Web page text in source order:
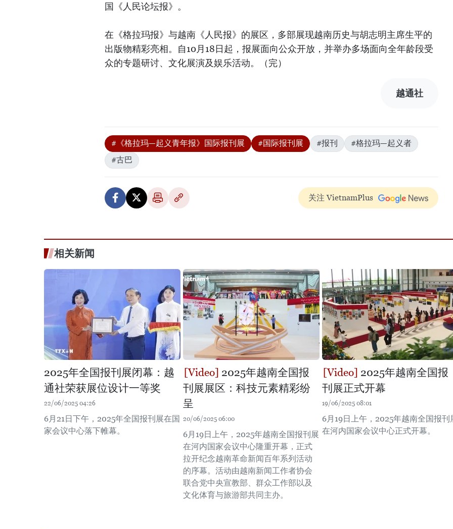
国《人民论坛报》。
在《格拉玛报》与越南《人民报》的展区，多部展现越南历史与胡志明主席生平的
出版物精彩亮相。自10月18日起，报展面向公众开放，并举办多场面向全年龄段受
众的专题研讨、文化展演及娱乐活动。（完）
越通社
#《格拉玛—起义青年报》国际报刊展 #国际报刊展 #报刊
#格拉玛—起义者
#古巴
关注 VietnamPlus
相关新闻
2025年全国报刊展闭幕：越
通社荣获展位设计一等奖
22/06/2025 04:26
6月21日下午，2025年全国报刊展在国
家会议中心落下帷幕。
2025年越南全国报
刊展展区：科技元素精彩纷
呈
20/06/2025 06:00
6月19日上午，2025年越南全国报刊展
在河内国家会议中心隆重开幕，正式
拉开纪念越南革命新闻百年系列活动
的序幕。活动由越南新闻工作者协会
联合党中央宣教部、群众工作部以及
文化体育与旅游部共同主办。
2025年越南全国报
刊展正式开幕
19/06/2025 08:01
6月19日上午，2025年越南全国报刊
在河内国家会议中心正式开幕。